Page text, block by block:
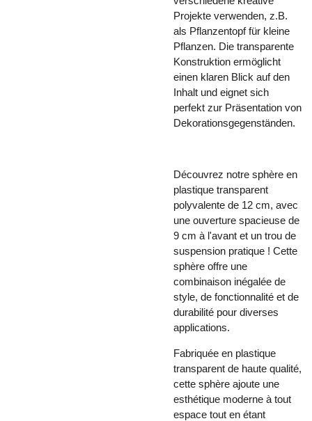
Projekte verwenden, z.B.
als Pflanzentopf für kleine
Pflanzen. Die transparente
Konstruktion ermöglicht
einen klaren Blick auf den
Inhalt und eignet sich
perfekt zur Präsentation von
Dekorationsgegenständen.
Découvrez notre sphère en
plastique transparent
polyvalente de 12 cm, avec
une ouverture spacieuse de
9 cm à l'avant et un trou de
suspension pratique ! Cette
sphère offre une
combinaison inégalée de
style, de fonctionnalité et de
durabilité pour diverses
applications.
Fabriquée en plastique
transparent de haute qualité,
cette sphère ajoute une
esthétique moderne à tout
espace tout en étant